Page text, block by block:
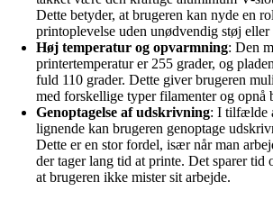
Dette betyder, at brugeren kan nyde en
printoplevelse uden unødvendig støj eller
Høj temperatur og opvarmning: Den
printertemperatur er 255 grader, og
fuld 110 grader. Dette giver brugeren
med forskellige typer filamenter og opnå
Genoptagelse af udskrivning: I tilfælde
lignende kan brugeren genoptage
Dette er en stor fordel, især når man
der tager lang tid at printe. Det sparer tid
at brugeren ikke mister sit arbejde.